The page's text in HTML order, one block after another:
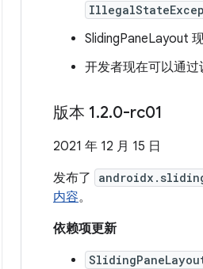
SlidingPaneLayout
开发者现在可以通过
版本 1.2.0-rc01
2021 年 12 月 15 日
发布了
内容。
依赖项更新